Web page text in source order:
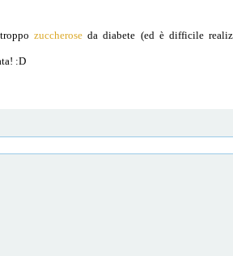
zuccheroseda diabete (ed è difficile
:D